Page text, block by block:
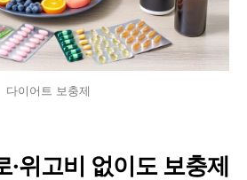
다이어트 보충제
·위고비 없이도 보충제